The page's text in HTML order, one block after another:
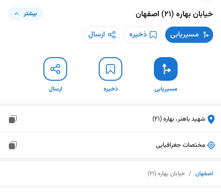
خیابان بهاره (21) اصفهان بیشتر
مسیریابی ذخیره ارسال
مسیریابی ذخیره ارسال
شهید باهنر، بهاره (21)
مختصات جغرافیایی
اصفهان / خیابان بهاره (21)